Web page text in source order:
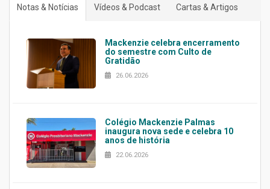
Notas & Notícias Vídeos & Podcast Cartas & Artigos
Mackenzie celebra encerramento
do semestre com Culto de
Gratidão
26.06.2026
Colégio Mackenzie Palmas
inaugura nova sede e celebra 10
anos de história
22.06.2026